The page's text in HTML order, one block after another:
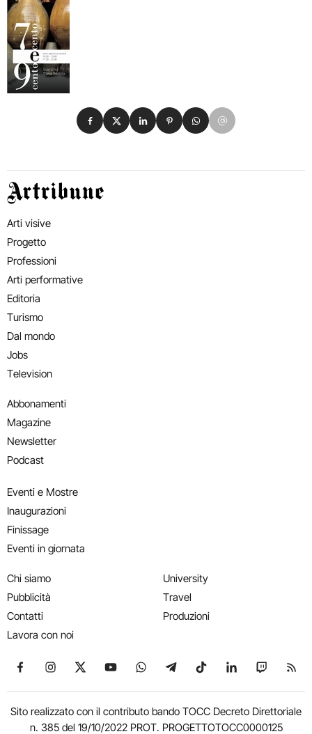
Condividi su Facebook
Condividi su X
Condividi su LinkedIn
Condividi su Pinterest
Condividi su WhatsApp
Condividi su Email
Artribune
Arti visive
Progetto
Professioni
Arti performative
Editoria
Turismo
Dal mondo
Jobs
Television
Abbonamenti
Magazine
Newsletter
Podcast
Eventi e Mostre
Inaugurazioni
Finissage
Eventi in giornata
Chi siamo
Pubblicità
Contatti
Lavora con noi
University
Travel
Produzioni
Seguici su Facebook
Seguici su Instagram
Seguici su X
Seguici su YouTube
Seguici su WhatsApp
Seguici su Telegram
Seguici su TikTok
Seguici su
Seguici
Sito realizzato con il contributo bando TOCC Decreto Direttoriale
n. 385 del 19/10/2022 PROT. PROGETTOTOCC0000125